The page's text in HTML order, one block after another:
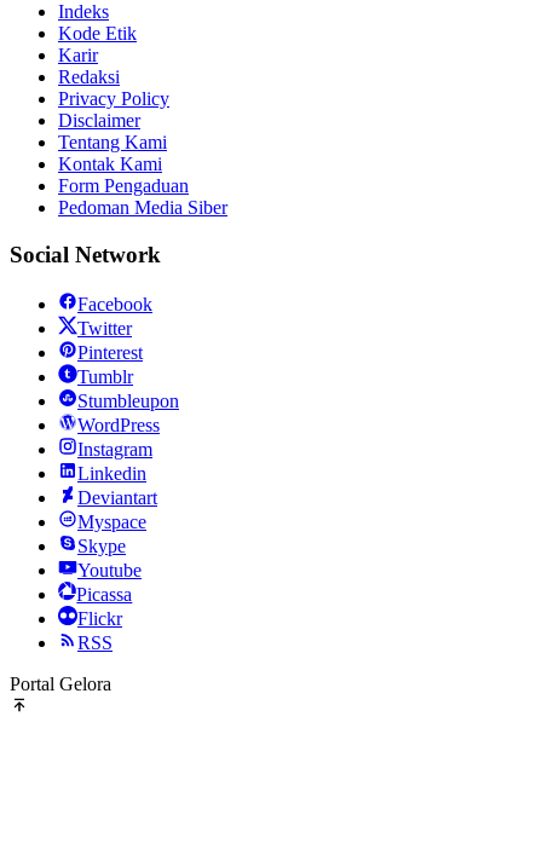
Indeks
Kode Etik
Karir
Redaksi
Privacy Policy
Disclaimer
Tentang Kami
Kontak Kami
Form Pengaduan
Pedoman Media Siber
Social Network
Facebook
Twitter
Pinterest
Tumblr
Stumbleupon
WordPress
Instagram
Linkedin
Deviantart
Myspace
Skype
Youtube
Picassa
Flickr
RSS
Portal Gelora